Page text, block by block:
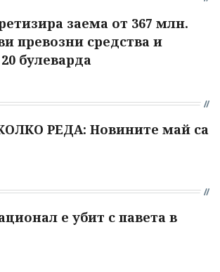
заема от 367 млн.
превозни средства и
булеварда
РЕДА: Новините май са
е убит с павета в